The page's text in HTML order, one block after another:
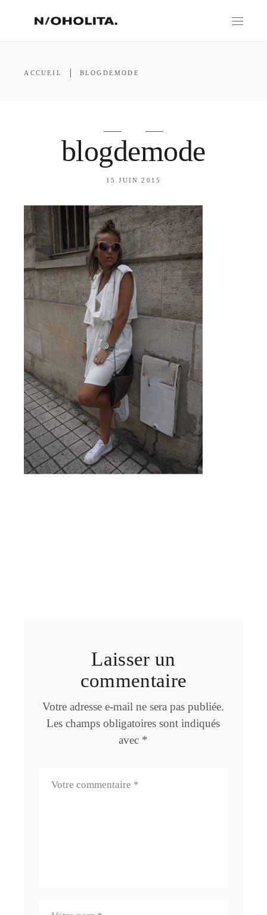
ACCUEIL BLOGDEMODE
blogdemode
15 JUIN 2015
Laisser un
commentaire
Votre adresse e-mail ne sera pas publiée.
Les champs obligatoires sont indiqués
avec *